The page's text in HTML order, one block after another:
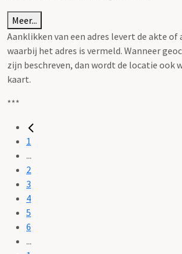
Meer...
Aanklikken van een adres levert de akte of
waarbij het adres is vermeld. Wanneer
zijn beschreven, dan wordt de locatie ook
kaart.
***
1
...
2
3
4
5
6
...